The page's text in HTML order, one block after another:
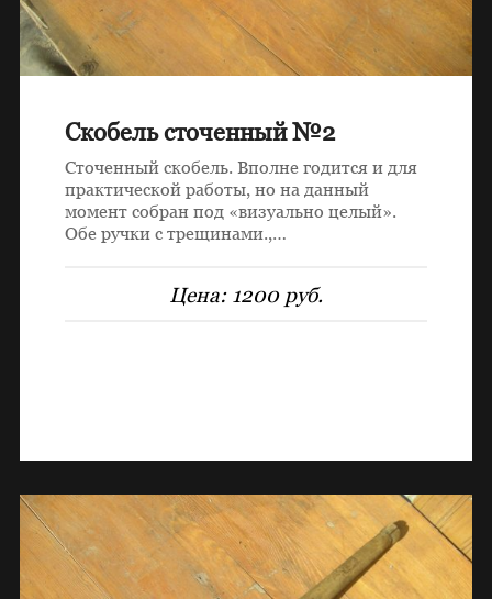
Скобель сточенный №2
Сточенный скобель. Вполне годится и для
практической работы, но на данный
момент собран под «визуально целый».
Обе ручки с трещинами.,…
Цена: 1200 руб.